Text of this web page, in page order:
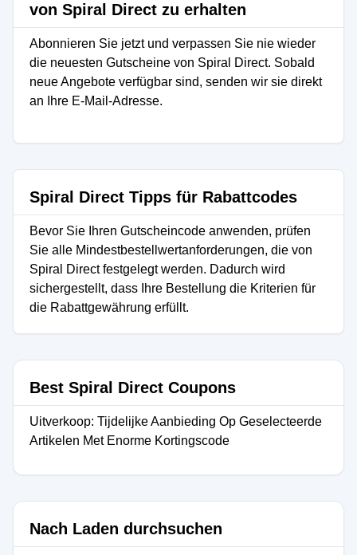
von Spiral Direct zu erhalten
Abonnieren Sie jetzt und verpassen Sie nie wieder
die neuesten Gutscheine von Spiral Direct. Sobald
neue Angebote verfügbar sind, senden wir sie direkt
an Ihre E-Mail-Adresse.
Spiral Direct Tipps für Rabattcodes
Bevor Sie Ihren Gutscheincode anwenden, prüfen
Sie alle Mindestbestellwertanforderungen, die von
Spiral Direct festgelegt werden. Dadurch wird
sichergestellt, dass Ihre Bestellung die Kriterien für
die Rabattgewährung erfüllt.
Best Spiral Direct Coupons
Uitverkoop: Tijdelijke Aanbieding Op Geselecteerde
Artikelen Met Enorme Kortingscode
Nach Laden durchsuchen